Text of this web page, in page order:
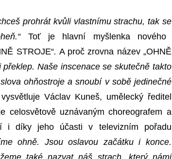
prohrát kvůli vlastnímu strachu, tak se
Toť je hlavní myšlenka nového
STROJE“. A proč zrovna název „OHNĚ
překlep. Naše inscenace se skutečně takto
ohňostroje a snoubí v sobě jedinečné
Václav Kuneš, umělecký ředitel
celosvětově uznávaným choreografem a
i díky jeho účasti v televizním pořadu
ohně. Jsou oslavou začátku i konce.